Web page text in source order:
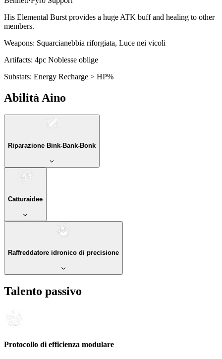
His Elemental Burst provides a huge ATK buff and healing to other
members.
Weapons: Squarcianebbia riforgiata, Luce nei vicoli
Artifacts: 4pc Noblesse oblige
Substats: Energy Recharge > HP%
Abilità Aino
Riparazione Bink-Bank-Bonk
Catturaidee
Raffreddatore idronico di precisione
Talento passivo
Protocollo di efficienza modulare